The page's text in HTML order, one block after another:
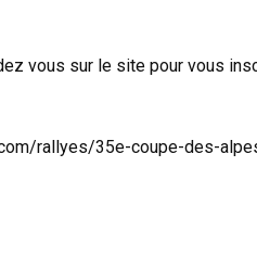
vous sur le site pour vous
rallyes/35e-coupe-des-